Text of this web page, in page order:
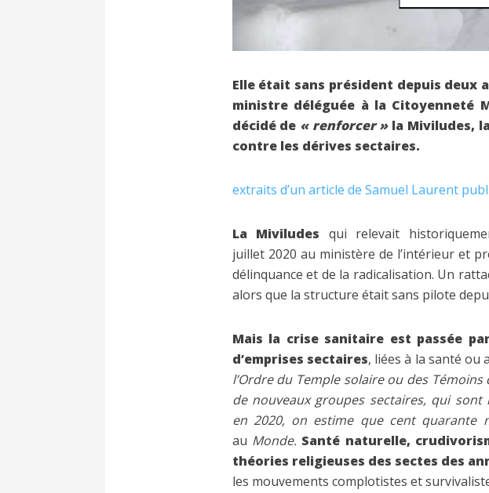
Elle était sans président depuis deux
ministre déléguée à la Citoyenneté
décidé de « renforcer »la Miviludes,
contre les dérives sectaires.
extraits d’un article de Samuel Laurent
La Miviludes qui relevait
juillet 2020 au ministère de l’intérieur et
délinquance et de la radicalisation. Un
alors que la structure était sans pilote
Mais la crise sanitaire est passée
d’emprises sectaires, liées à la santé ou
l’Ordre du Temple solaire ou des
de nouveaux groupes sectaires, qui
en 2020, on estime que cent quarante
au Monde. Santé naturelle,
théories religieuses des sectes des
les mouvements complotistes et